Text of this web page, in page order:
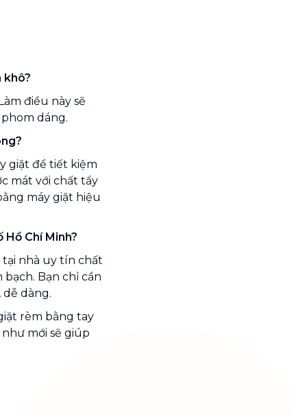
khô?
điều này sẽ
dáng.
giặt để tiết kiệm
mát với chất tẩy
máy giặt hiệu
Chí Minh?
tại nhà uy tín chất
bạch. Bạn chỉ cần
dàng.
rèm bằng tay
mới sẽ giúp